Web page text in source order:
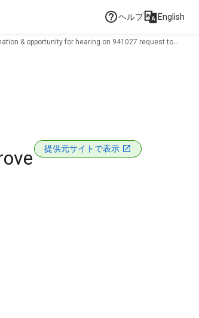
ヘルプ English
& opportunity for hearing on 941027 request to
提供元サイトで表示